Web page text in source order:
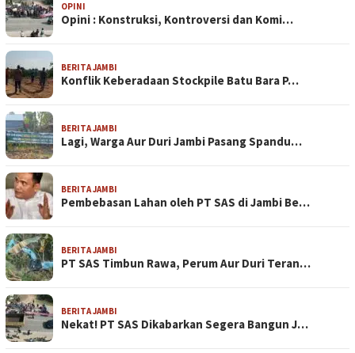
OPINI
Opini : Konstruksi, Kontroversi dan Komi…
BERITA JAMBI
Konflik Keberadaan Stockpile Batu Bara P…
BERITA JAMBI
Lagi, Warga Aur Duri Jambi Pasang Spandu…
BERITA JAMBI
Pembebasan Lahan oleh PT SAS di Jambi Be…
BERITA JAMBI
PT SAS Timbun Rawa, Perum Aur Duri Teran…
BERITA JAMBI
Nekat! PT SAS Dikabarkan Segera Bangun J…